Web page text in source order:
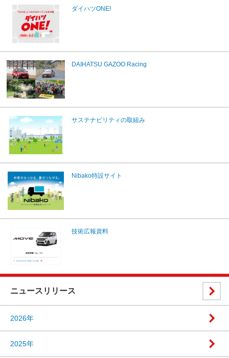
ダイハツONE!
DAIHATSU GAZOO Racing
サステナビリティの取組み
Nibako特設サイト
技術広報資料
ニュースリリース
2026年
2025年